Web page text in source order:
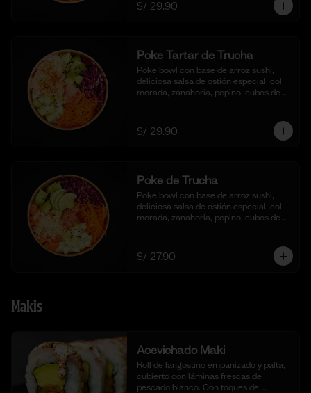
S/ 29.90
Poke Tartar de Trucha
Poke bowl con base de arroz sushi,
deliciosa salsa de ostión especial, col
morada, zanahoria, pepino, cubos de
S/ 29.90
Poke de Trucha
Poke bowl con base de arroz sushi,
deliciosa salsa de ostión especial, col
morada, zanahoria, pepino, cubos de
S/ 27.90
Makis
Acevichado Maki
Roll de langostino empanizado y palta,
cubierto con láminas frescas de
pescado blanco. Con toques de